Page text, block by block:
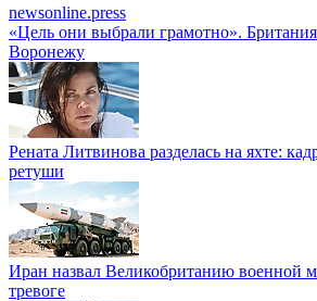
newsonline.press
«Цель они выбрали грамотно».
Воронежу
Рената Литвинова разделась на яхте:
ретуши
Иран назвал Великобританию
тревоге